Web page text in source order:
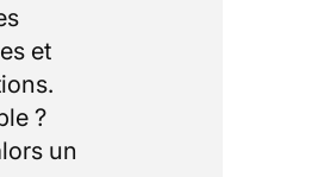
et
?
un